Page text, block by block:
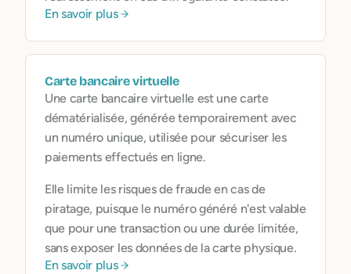
En savoir plus
Carte bancaire virtuelle
Une carte bancaire virtuelle est une carte
dématérialisée, générée temporairement avec
un numéro unique, utilisée pour sécuriser les
paiements effectués en ligne.
Elle limite les risques de fraude en cas de
piratage, puisque le numéro généré n'est valable
que pour une transaction ou une durée limitée,
sans exposer les données de la carte physique.
En savoir plus